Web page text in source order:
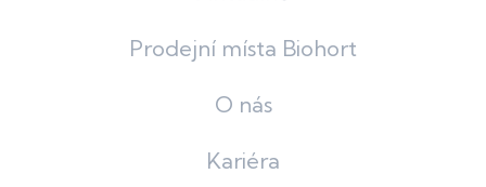
Prodejní místa Biohort
O nás
Kariéra